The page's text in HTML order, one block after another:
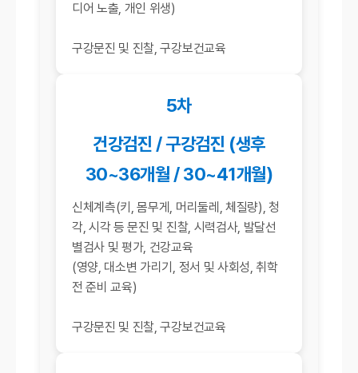
디어 노출, 개인 위생)
구강문진 및 진찰, 구강보건교육
5차
건강검진 / 구강검진 (생후
30~36개월 / 30~41개월)
신체계측(키, 몸무게, 머리둘레, 체질량), 청
각, 시각 등 문진 및 진찰, 시력검사, 발달선
별검사 및 평가, 건강교육
(영양, 대소변 가리기, 정서 및 사회성, 취학
전 준비 교육)
구강문진 및 진찰, 구강보건교육